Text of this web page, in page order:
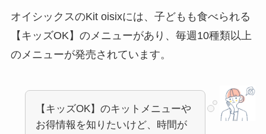
オイシックスのKit oisixには、子どもも食べられる
【キッズOK】のメニューがあり、毎週10種類以上
のメニューが発売されています。
【キッズOK】のキットメニューや
お得情報を知りたいけど、時間が